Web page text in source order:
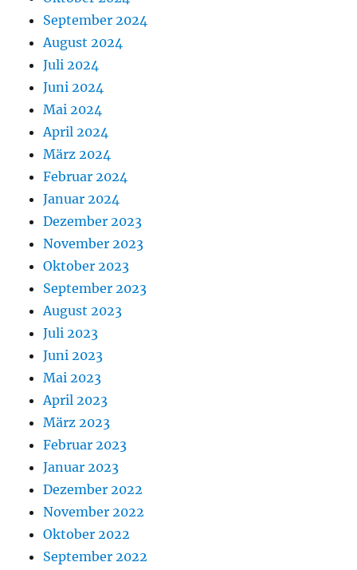
September 2024
August 2024
Juli 2024
Juni 2024
Mai 2024
April 2024
März 2024
Februar 2024
Januar 2024
Dezember 2023
November 2023
Oktober 2023
September 2023
August 2023
Juli 2023
Juni 2023
Mai 2023
April 2023
März 2023
Februar 2023
Januar 2023
Dezember 2022
November 2022
Oktober 2022
September 2022